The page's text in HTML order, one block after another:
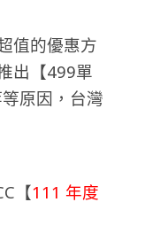
值的優惠方
出【499單
原因，台灣
【111 年度